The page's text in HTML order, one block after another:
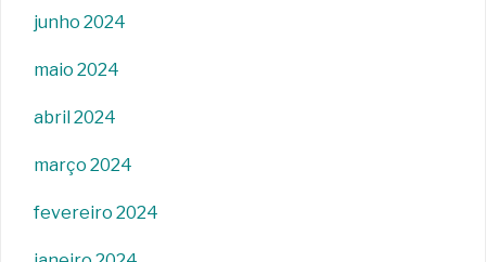
junho 2024
maio 2024
abril 2024
março 2024
fevereiro 2024